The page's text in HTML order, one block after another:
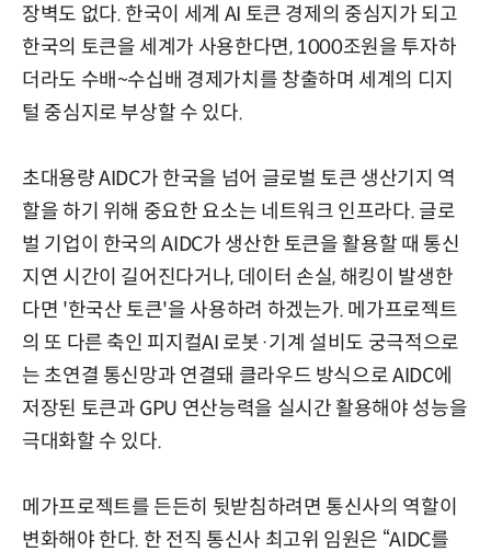
장벽도 없다. 한국이 세계 AI 토큰 경제의 중심지가 되고
한국의 토큰을 세계가 사용한다면, 1000조원을 투자하
더라도 수배~수십배 경제가치를 창출하며 세계의 디지
털 중심지로 부상할 수 있다.
초대용량 AIDC가 한국을 넘어 글로벌 토큰 생산기지 역
할을 하기 위해 중요한 요소는 네트워크 인프라다. 글로
벌 기업이 한국의 AIDC가 생산한 토큰을 활용할 때 통신
지연 시간이 길어진다거나, 데이터 손실, 해킹이 발생한
다면 '한국산 토큰'을 사용하려 하겠는가. 메가프로젝트
의 또 다른 축인 피지컬AI 로봇·기계 설비도 궁극적으로
는 초연결 통신망과 연결돼 클라우드 방식으로 AIDC에
저장된 토큰과 GPU 연산능력을 실시간 활용해야 성능을
극대화할 수 있다.
메가프로젝트를 든든히 뒷받침하려면 통신사의 역할이
변화해야 한다. 한 전직 통신사 최고위 임원은 “AIDC를